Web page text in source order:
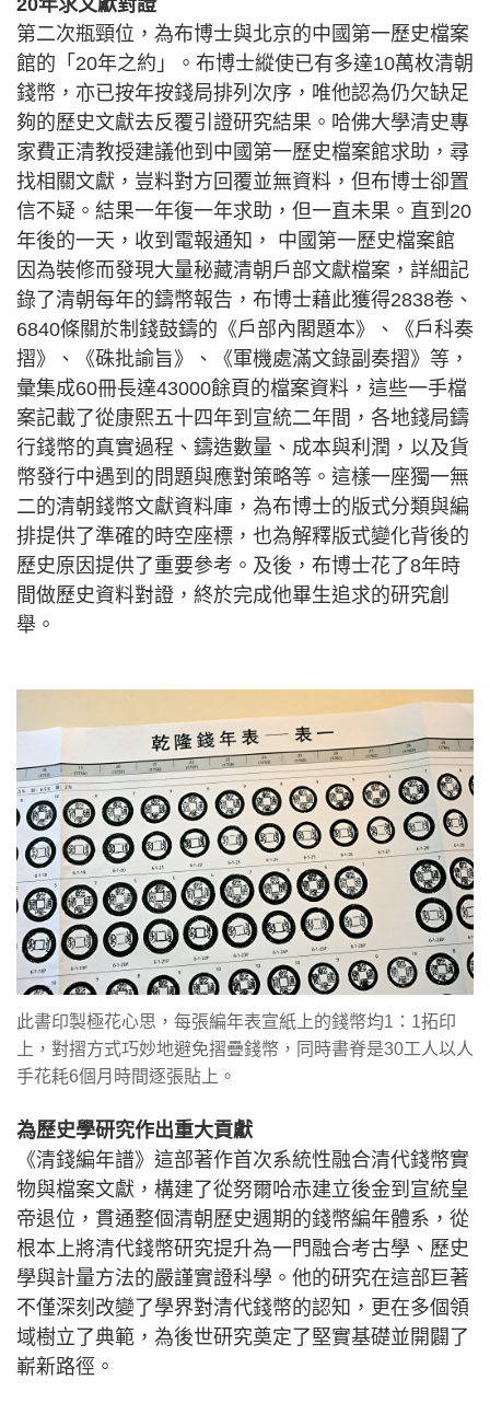
20年求文獻對證
第二次瓶頸位，為布博士與北京的中國第一歷史檔案
館的「20年之約」。布博士縱使已有多達10萬枚清朝
錢幣，亦已按年按錢局排列次序，唯他認為仍欠缺足
夠的歷史文獻去反覆引證研究結果。哈佛大學清史專
家費正清教授建議他到中國第一歷史檔案館求助，尋
找相關文獻，豈料對方回覆並無資料，但布博士卻置
信不疑。結果一年復一年求助，但一直未果。直到20
年後的一天，收到電報通知， 中國第一歷史檔案館
因為裝修而發現大量秘藏清朝戶部文獻檔案，詳細記
錄了清朝每年的鑄幣報告，布博士藉此獲得2838卷、
6840條關於制錢鼓鑄的《戶部內閣題本》、《戶科奏
摺》、《硃批諭旨》、《軍機處滿文錄副奏摺》等，
彙集成60冊長達43000餘頁的檔案資料，這些一手檔
案記載了從康熙五十四年到宣統二年間，各地錢局鑄
行錢幣的真實過程、鑄造數量、成本與利潤，以及貨
幣發行中遇到的問題與應對策略等。這樣一座獨一無
二的清朝錢幣文獻資料庫，為布博士的版式分類與編
排提供了準確的時空座標，也為解釋版式變化背後的
歷史原因提供了重要參考。及後，布博士花了8年時
間做歷史資料對證，終於完成他畢生追求的研究創
舉。
此書印製極花心思，每張編年表宣紙上的錢幣均1：1拓印
上，對摺方式巧妙地避免摺疊錢幣，同時書脊是30工人以人
手花耗6個月時間逐張貼上。
為歷史學研究作出重大貢獻
《清錢編年譜》這部著作首次系統性融合清代錢幣實
物與檔案文獻，構建了從努爾哈赤建立後金到宣統皇
帝退位，貫通整個清朝歷史週期的錢幣編年體系，從
根本上將清代錢幣研究提升為一門融合考古學、歷史
學與計量方法的嚴謹實證科學。他的研究在這部巨著
不僅深刻改變了學界對清代錢幣的認知，更在多個領
域樹立了典範，為後世研究奠定了堅實基礎並開闢了
嶄新路徑。